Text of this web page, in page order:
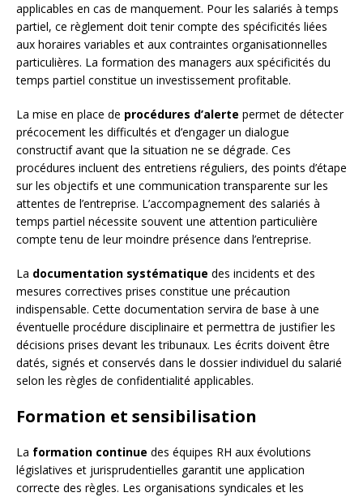
applicables en cas de manquement. Pour les salariés à temps
partiel, ce règlement doit tenir compte des spécificités liées
aux horaires variables et aux contraintes organisationnelles
particulières. La formation des managers aux spécificités du
temps partiel constitue un investissement profitable.
La mise en place de procédures d’alerte permet de détecter
précocement les difficultés et d’engager un dialogue
constructif avant que la situation ne se dégrade. Ces
procédures incluent des entretiens réguliers, des points d’étape
sur les objectifs et une communication transparente sur les
attentes de l’entreprise. L’accompagnement des salariés à
temps partiel nécessite souvent une attention particulière
compte tenu de leur moindre présence dans l’entreprise.
La documentation systématique des incidents et des
mesures correctives prises constitue une précaution
indispensable. Cette documentation servira de base à une
éventuelle procédure disciplinaire et permettra de justifier les
décisions prises devant les tribunaux. Les écrits doivent être
datés, signés et conservés dans le dossier individuel du salarié
selon les règles de confidentialité applicables.
Formation et sensibilisation
La formation continue des équipes RH aux évolutions
législatives et jurisprudentielles garantit une application
correcte des règles. Les organisations syndicales et les